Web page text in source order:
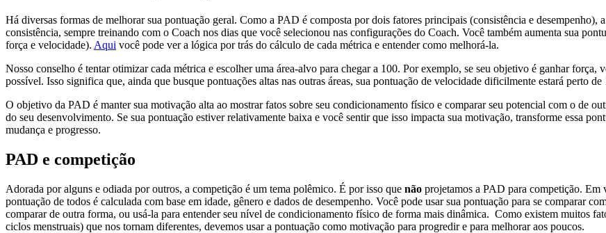
Há diversas formas de melhorar sua pontuação geral. Como a PAD é composta por dois fatores principais (consistência e desempenho),
consistência, sempre treinando com o Coach nos dias que você selecionou nas configurações do Coach. Você também aumenta sua
força e velocidade). Aqui você pode ver a lógica por trás do cálculo de cada métrica e entender como melhorá-la.
Nosso conselho é tentar otimizar cada métrica e escolher uma área-alvo para chegar a 100. Por exemplo, se seu objetivo é ganhar força,
possível. Isso significa que, ainda que busque pontuações altas nas outras áreas, sua pontuação de velocidade dificilmente estará perto de
O objetivo da PAD é manter sua motivação alta ao mostrar fatos sobre seu condicionamento físico e comparar seu potencial com o de
do seu desenvolvimento. Se sua pontuação estiver relativamente baixa e você sentir que isso impacta sua motivação, transforme essa
mudança e progresso.
PAD e competição
Adorada por alguns e odiada por outros, a competição é um tema polêmico. É por isso que não projetamos a PAD para competição. Em
pontuação de todos é calculada com base em idade, gênero e dados de desempenho. Você pode usar sua pontuação para se comparar
comparar de outra forma, ou usá-la para entender seu nível de condicionamento físico de forma mais dinâmica. Como existem muitos
ciclos menstruais) que nos tornam diferentes, devemos usar a pontuação como motivação para progredir e para melhorar aos poucos.